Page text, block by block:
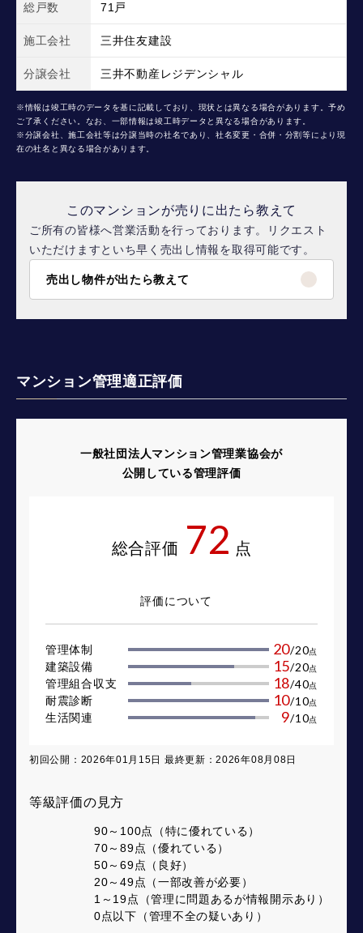
総戸数 71戸
施工会社 三井住友建設
分譲会社 三井不動産レジデンシャル
※情報は竣工時のデータを基に記載しており、現状とは異なる場合があります。予め
ご了承ください。なお、一部情報は竣工時データと異なる場合があります。
※分譲会社、施工会社等は分譲当時の社名であり、社名変更・合併・分割等により現
在の社名と異なる場合があります。
このマンションが売りに出たら教えて
ご所有の皆様へ営業活動を行っております。リクエスト
いただけますといち早く売出し情報を取得可能です。
売出し物件が出たら教えて
マンション管理適正評価
一般社団法人マンション管理業協会が
公開している管理評価
総合評価 72 点
評価について
管理体制 20/20点
建築設備 15/20点
管理組合収支 18/40点
耐震診断 10/10点
生活関連 9/10点
初回公開：2026年01月15日 最終更新：2026年08月08日
等級評価の見方
90～100点（特に優れている）
70～89点（優れている）
50～69点（良好）
20～49点（一部改善が必要）
1～19点（管理に問題あるが情報開示あり）
0点以下（管理不全の疑いあり）